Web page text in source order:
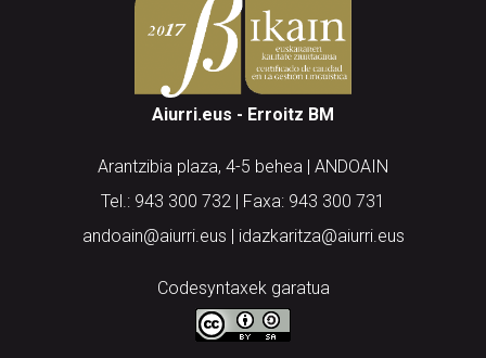
Aiurri.eus - Erroitz BM
Arantzibia plaza, 4-5 behea | ANDOAIN
Tel.: 943 300 732 | Faxa: 943 300 731
andoain@aiurri.eus | idazkaritza@aiurri.eus
Codesyntaxek garatua